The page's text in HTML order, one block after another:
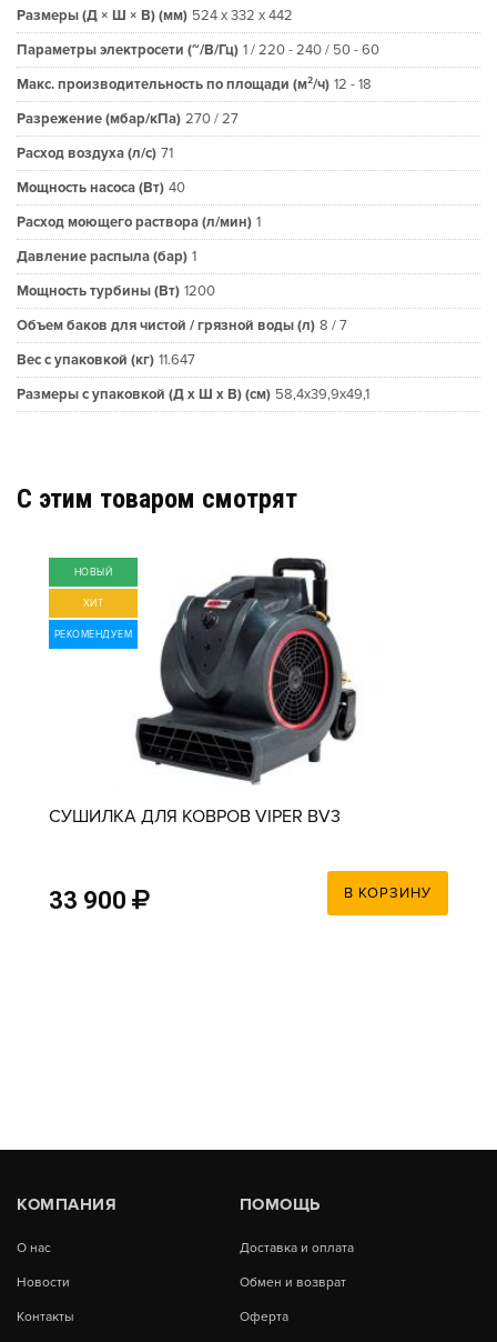
Размеры (Д × Ш × В) (мм) 524 x 332 x 442
Параметры электросети (~/В/Гц) 1 / 220 - 240 / 50 - 60
Макс. производительность по площади (м²/ч) 12 - 18
Разрежение (мбар/кПа) 270 / 27
Расход воздуха (л/с) 71
Мощность насоса (Вт) 40
Расход моющего раствора (л/мин) 1
Давление распыла (бар) 1
Мощность турбины (Вт) 1200
Объем баков для чистой / грязной воды (л) 8 / 7
Вес с упаковкой (кг) 11.647
Размеры с упаковкой (Д x Ш x В) (см) 58,4x39,9x49,1
C этим товаром смотрят
НОВЫЙ
ХИТ
РЕКОМЕНДУЕМ
СУШИЛКА ДЛЯ КОВРОВ VIPER BV3
33 900 В КОРЗИНУ
КОМПАНИЯ
О нас
Новости
Контакты
ПОМОЩЬ
Доставка и оплата
Обмен и возврат
Оферта